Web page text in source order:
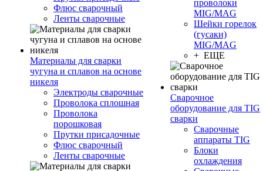
Флюс сварочный
Ленты сварочные
Материалы для сварки
чугуна и сплавов на основе
никеля
Электроды сварочные
Проволока сплошная
Проволока
порошковая
Прутки присадочные
Флюс сварочный
Ленты сварочные
проволоки
MIG/MAG
Шейки горелок
(гусаки)
MIG/MAG
+ ЕЩЕ
Сварочное
оборудование для TIG
сварки
Сварочные
аппараты TIG
Блоки
охлаждения